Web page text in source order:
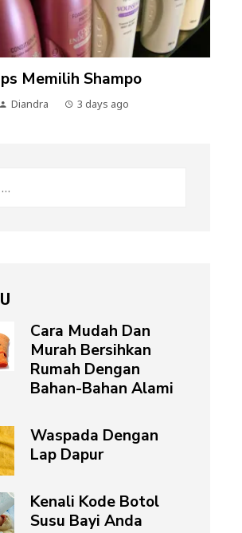
Memilih Shampo
Diandra 3 days ago
Cara Mudah Dan
Murah Bersihkan
Rumah Dengan
Bahan-Bahan Alami
Waspada Dengan
Lap Dapur
Kenali Kode Botol
Susu Bayi Anda